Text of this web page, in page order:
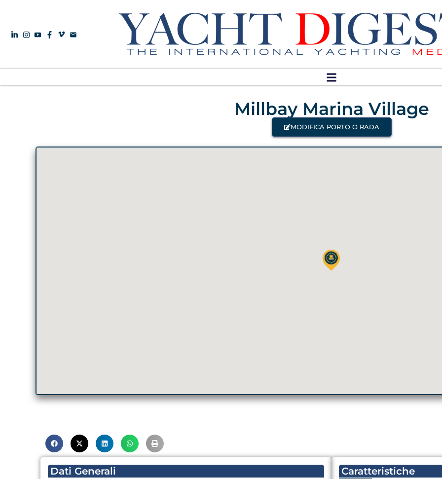
Millbay Marina Village
MODIFICA PORTO O RADA
Dati Generali Caratteristiche